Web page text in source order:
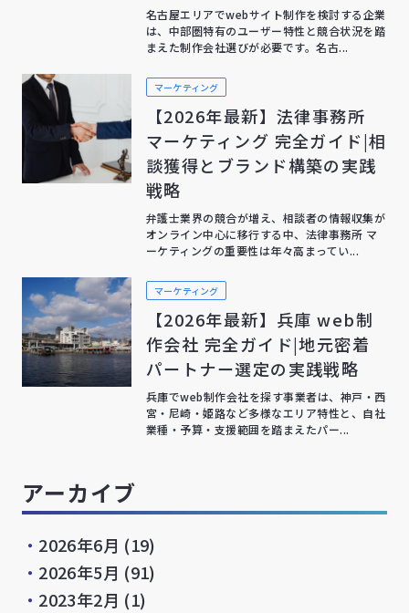
名古屋エリアでwebサイト制作を検討する企業
は、中部圏特有のユーザー特性と競合状況を踏
まえた制作会社選びが必要です。名古...
マーケティング
【2026年最新】法律事務所
マーケティング 完全ガイド|相
談獲得とブランド構築の実践
戦略
弁護士業界の競合が増え、相談者の情報収集が
オンライン中心に移行する中、法律事務所 マ
ーケティングの重要性は年々高まってい...
マーケティング
【2026年最新】兵庫 web制
作会社 完全ガイド|地元密着
パートナー選定の実践戦略
兵庫でweb制作会社を探す事業者は、神戸・西
宮・尼崎・姫路など多様なエリア特性と、自社
業種・予算・支援範囲を踏まえたパー...
アーカイブ
・ 2026年6月 (19)
・ 2026年5月 (91)
・ 2023年2月 (1)